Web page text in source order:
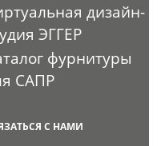
дизайн-
ЭГГЕР
фурнитуры
САПР
С НАМИ